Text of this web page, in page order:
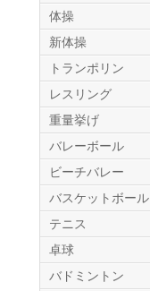
体操
新体操
トランポリン
レスリング
重量挙げ
バレーボール
ビーチバレー
バスケットボール
テニス
卓球
バドミントン
Twitter.com